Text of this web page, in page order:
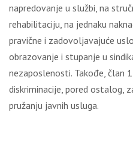
napredovanje u službi, na
rehabilitaciju, na jednaku
pravične i zadovolјavajuće
obrazovanje i stupanje u
nezaposlenosti. Takođe, član
diskriminacije, pored ostalog,
pružanju javnih usluga.